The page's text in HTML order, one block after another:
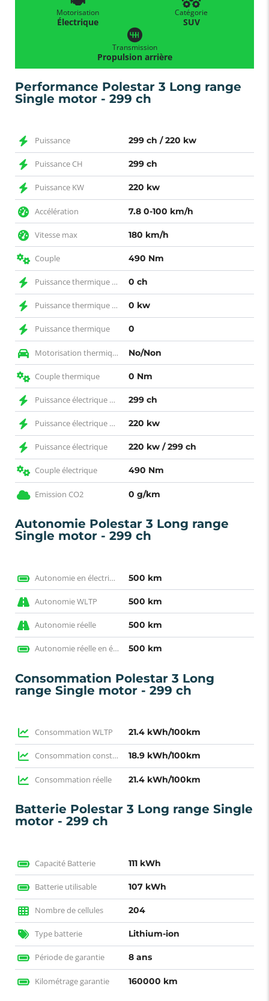
Motorisation
Électrique
Catégorie
SUV
Transmission
Propulsion arrière
Performance Polestar 3 Long range
Single motor - 299 ch
Puissance 299 ch / 220 kw
Puissance CH 299 ch
Puissance KW 220 kw
Accélération 7.8 0-100 km/h
Vitesse max 180 km/h
Couple 490 Nm
Puissance thermique CH 0 ch
Puissance thermique KW 0 kw
Puissance thermique 0
Motorisation thermique No/Non
Couple thermique 0 Nm
Puissance électrique CH 299 ch
Puissance électrique KW 220 kw
Puissance électrique 220 kw / 299 ch
Couple électrique 490 Nm
Emission CO2 0 g/km
Autonomie Polestar 3 Long range
Single motor - 299 ch
Autonomie en électrique WLTP 500 km
Autonomie WLTP 500 km
Autonomie réelle 500 km
Autonomie réelle en électrique 500 km
Consommation Polestar 3 Long
range Single motor - 299 ch
Consommation WLTP 21.4 kWh/100km
Consommation constructeur 18.9 kWh/100km
Consommation réelle 21.4 kWh/100km
Batterie Polestar 3 Long range Single
motor - 299 ch
Capacité Batterie 111 kWh
Batterie utilisable 107 kWh
Nombre de cellules 204
Type batterie Lithium-ion
Période de garantie 8 ans
Kilométrage garantie 160000 km